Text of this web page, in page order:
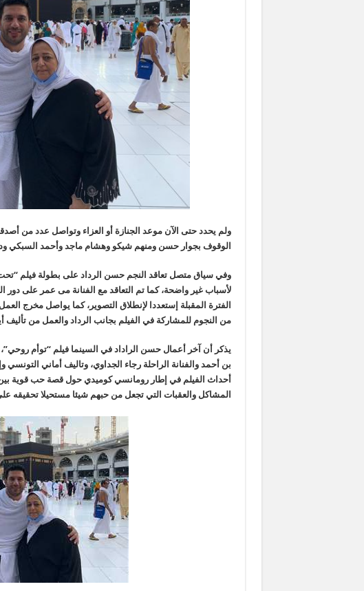
ولم يحدد حتى الآن موعد الجنازة أو العزاء وتواصل عدد من
الوقوف بجوار حسن ومنهم شيكو وهشام ماجد وأحمد السبكي
وفي سياق متصل تعاقد النجم حسن الرداد على بطولة فيلم
لأسباب غير واضحة، كما تم التعاقد مع الفنانة مى عمر على دور
الفترة المقبلة إستعددا لإنطلاق التصوير، كما يواصل مخرج
من النجوم للمشاركة في الفيلم بجانب الرداد والعمل من
يذكر أن آخر أعمال حسن الراداد في السينما فيلم “توأم
بن أحمد والفنانة الراحلة رجاء الجداوي، وتاليف أماني
أحداث الفيلم في إطار رومانسي كوميدي حول قصة حب قوية بين
المشاكل والعقبات التي تجعل من حبهم شيئا مستحيلا تحقيقه